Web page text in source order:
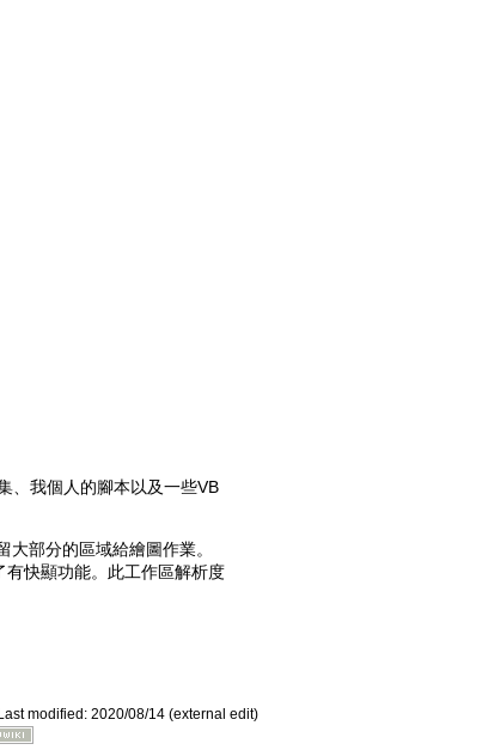
、我個人的腳本以及一些VB
部分的區域給繪圖作業。
快顯功能。此工作區解析度
modified: 2020/08/14 (external edit)